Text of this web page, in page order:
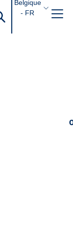
Belgique
- FR